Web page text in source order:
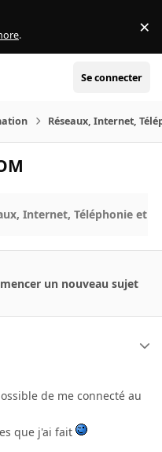
. ×
Se connecter
Réseaux, Internet,
Internet, Téléphonie et
un nouveau sujet
de me connecté au
que j'ai fait